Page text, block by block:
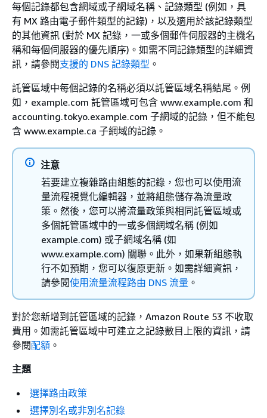
每個記錄都包含網域或子網域名稱、記錄類型 (例如，具
有 MX 路由電子郵件類型的記錄)，以及適用於該記錄類型
的其他資訊 (對於 MX 記錄，一或多個郵件伺服器的主機名
稱和每個伺服器的優先順序)。如需不同記錄類型的詳細資
訊，請參閱支援的 DNS 記錄類型 。
託管區域中每個記錄的名稱必須以託管區域名稱結尾。例
如，example.com 託管區域可包含 www.example.com 和
accounting.tokyo.example.com 子網域的記錄，但不能包
含 www.example.ca 子網域的記錄。
注意
若要建立複雜路由組態的記錄，您也可以使用流
量流程視覺化編輯器，並將組態儲存為流量政
策。然後，您可以將流量政策與相同託管區域或
多個託管區域中的一或多個網域名稱 (例如
example.com) 或子網域名稱 (如
www.example.com) 關聯。此外，如果新組態執
行不如預期，您可以復原更新。如需詳細資訊，
請參閱使用流量流程路由 DNS 流量 。
對於您新增到託管區域的記錄，Amazon Route 53 不收取
費用。如需託管區域中可建立之記錄數目上限的資訊，請
參閱配額 。
主題
選擇路由政策
選擇別名或非別名記錄